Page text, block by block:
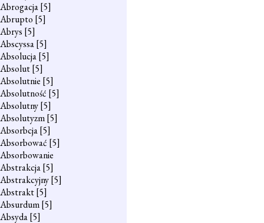
Abrogacja[5]
Abrupto [5]
Abrys [5]
Abscyssa[5]
Absolucja[5]
Absolut[5]
Absolutnie [5]
Absolutność [5]
Absolutny[5]
Absolutyzm[5]
Absorbcja[5]
Absorbować [5]
Absorbowanie
Abstrakcja[5]
Abstrakcyjny[5]
Abstrakt[5]
Absurdum[5]
Absyda[5]